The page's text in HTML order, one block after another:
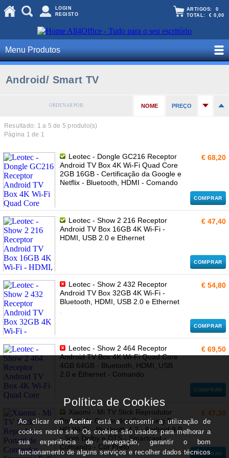
LOGIN
REGISTO
ARTIGOS: 0
TOTAL: € 0,00
Menu Produtos
Android/ Smart TV
ORDENAR POR: NOME PREÇO
Resultado: 1 a 5 de 5 produto(s)
Página 1 de 1
Leotec - Dongle GC216 Receptor
Android TV Box 4K Wi-Fi Quad Core
2GB 16GB - Certificação da Google e
Netflix - Bluetooth, HDMI - Comando
€ 68,20
COMPRAR
Leotec - Show 2 216 Receptor
Android TV Box 16GB 4K Wi-Fi -
HDMI, USB 2.0 e Ethernet
€ 47,40
COMPRAR
Leotec - Show 2 432 Receptor
Android TV Box 32GB 4K Wi-Fi -
Bluetooth, HDMI, USB 2.0 e Ethernet
.
€ 54,80
COMPRAR
Leotec - Show 2 464 Receptor
Android TV Box 4K Wi-Fi Quad Core
4GB 64GB - Bluetooth, HDMI, USB
2.0 e Ethernet - Comando
€ 69,50
COMPRAR
Xiaomi - Mi TV Stick Reprodutor
Portatil de Conteudos Streaming Full
HD Wi-Fi - Bluetooth 4.2 - Android 9.0
- Som Dolby e DTS - Smartcast -
Comando - Cor Preto
.
€ 47,30
COMPRAR